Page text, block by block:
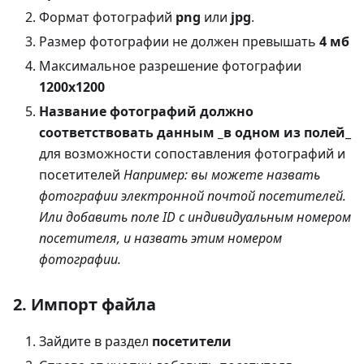
Формат фотографий png или jpg.
Размер фотографии не должен превышать 4 мб
Максимальное разрешение фотографии
1200х1200
Название фотографий должно
соответствовать данным в одном из полей
для возможности сопоставления фотографий и
посетителей Например: вы можете назвать
фотографии электронной почтой посетителей.
Или добавить поле ID с индивидуальным номером
посетителя, и назвать этим номером
фотографии.
2. Импорт файла
Зайдите в раздел посетители